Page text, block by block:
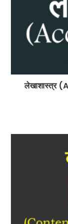
लेखाशास्त्र